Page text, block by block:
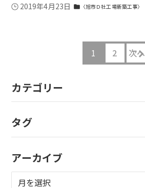
2019年4月23日 folder 〈旭市Ｄ社工場新築工事〉
1 2 次へ
カテゴリー
タグ
アーカイブ